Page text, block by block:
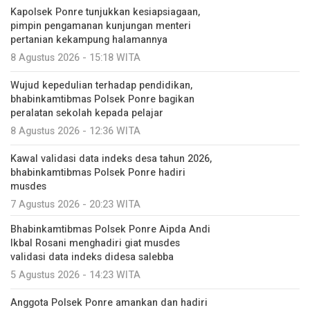
Kapolsek Ponre tunjukkan kesiapsiagaan,
pimpin pengamanan kunjungan menteri
pertanian kekampung halamannya
8 Agustus 2026 - 15:18 WITA
Wujud kepedulian terhadap pendidikan,
bhabinkamtibmas Polsek Ponre bagikan
peralatan sekolah kepada pelajar
8 Agustus 2026 - 12:36 WITA
Kawal validasi data indeks desa tahun 2026,
bhabinkamtibmas Polsek Ponre hadiri
musdes
7 Agustus 2026 - 20:23 WITA
Bhabinkamtibmas Polsek Ponre Aipda Andi
Ikbal Rosani menghadiri giat musdes
validasi data indeks didesa salebba
5 Agustus 2026 - 14:23 WITA
Anggota Polsek Ponre amankan dan hadiri